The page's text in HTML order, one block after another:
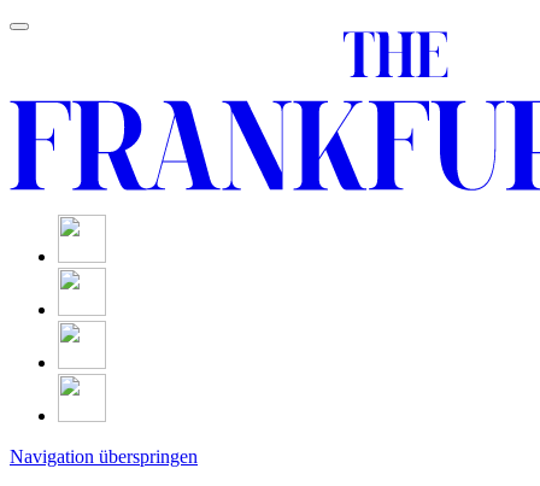
Navigation überspringen